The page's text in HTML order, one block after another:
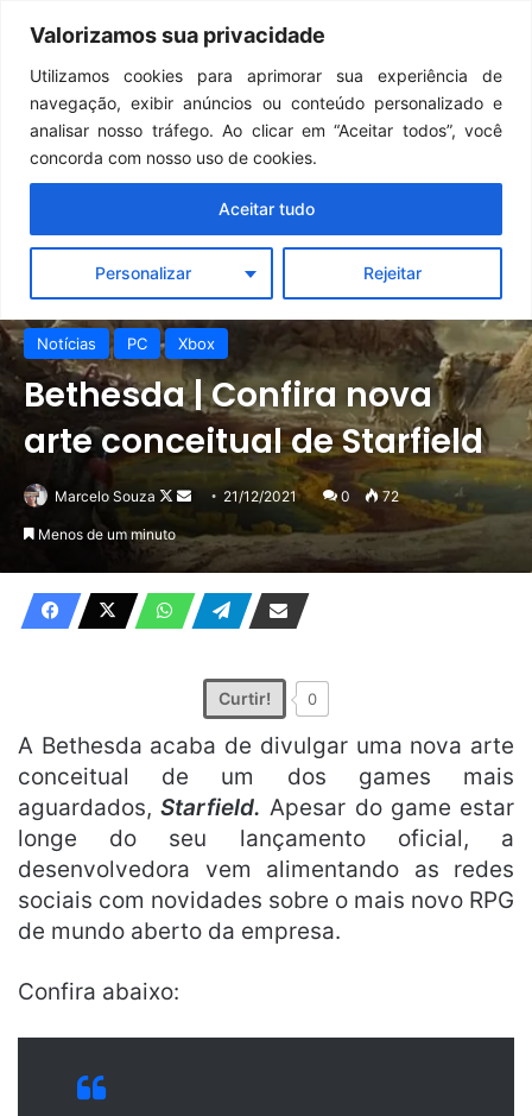
Valorizamos sua privacidade
Utilizamos cookies para aprimorar sua experiência de
navegação, exibir anúncios ou conteúdo personalizado e
analisar nosso tráfego. Ao clicar em “Aceitar todos”, você
concorda com nosso uso de cookies.
Personalizar Rejeitar
Aceitar tudo
Menu
Notícias PC Xbox
Bethesda | Confira nova
arte conceitual de Starfield
Marcelo Souza
Follow
X
Mande
e-
21/12/2021 0 72
Menos de um minuto
Curtir! 0
A Bethesda acaba de divulgar uma nova arte
conceitual de um dos games mais
aguardados,Starfield.Apesar do game estar
longe do seu lançamento oficial, a
desenvolvedora vem alimentando as redes
sociais com novidades sobre o mais novo RPG
de mundo aberto da empresa.
Confira abaixo: